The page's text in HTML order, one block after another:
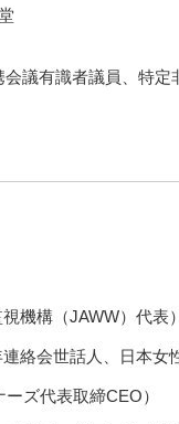
会議有識者議員、特
機構（JAWW）代表）
絡会世話人、日本女
ズ代表取締CEO）